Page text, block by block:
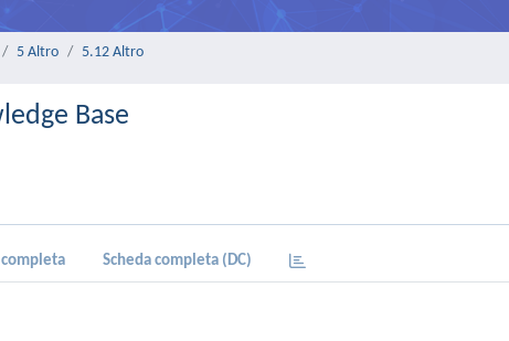
5 Altro 5.12 Altro
Base
completa Scheda completa (DC)